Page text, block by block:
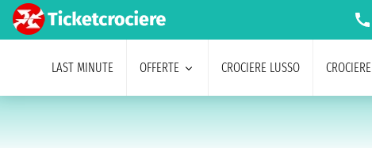
LAST MINUTE OFFERTE CROCIERE LUSSO CROCIERE